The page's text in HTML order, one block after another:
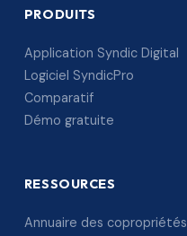
PRODUITS
Application Syndic Digital
Logiciel SyndicPro
Comparatif
Démo gratuite
RESSOURCES
Annuaire des copropriétés